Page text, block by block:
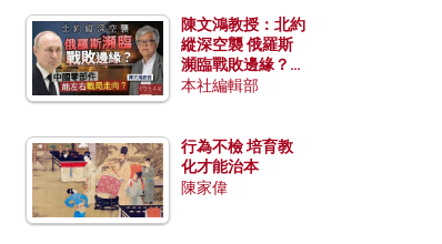
陳文鴻教授：北約
縱深空襲 俄羅斯
瀕臨戰敗邊緣？中
國零部件能左右戰
本社編輯部
行為不檢 培育教
化才能治本
陳家偉